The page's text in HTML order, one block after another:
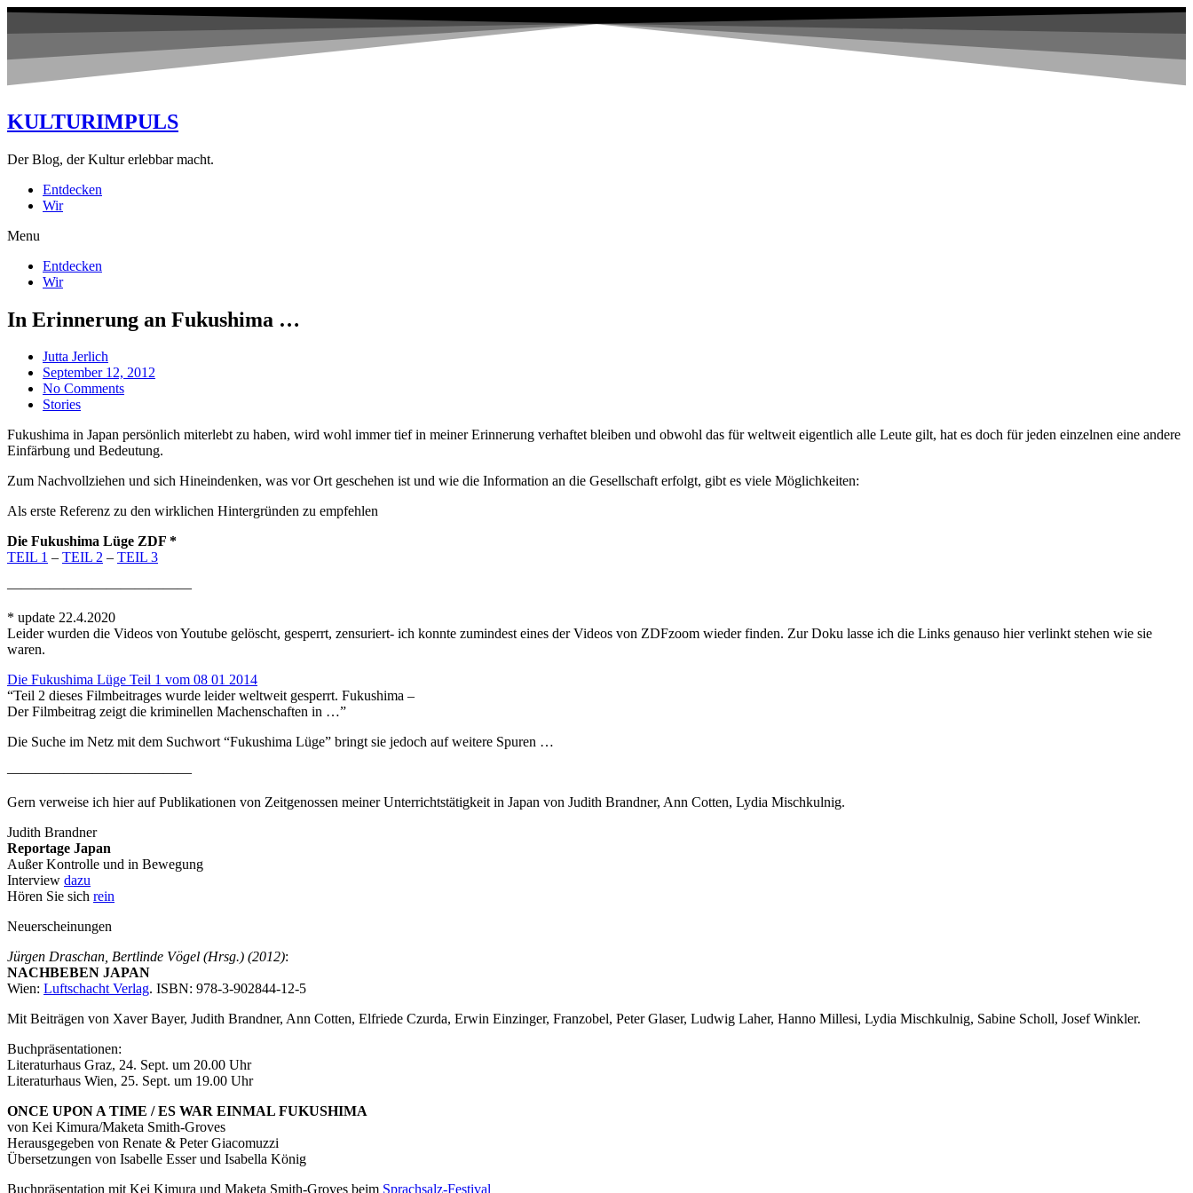
KULTURIMPULS
Der Blog, der Kultur erlebbar macht.
Entdecken
Wir
Menu
Entdecken
Wir
In Erinnerung an Fukushima …
Jutta Jerlich
September 12, 2012
No Comments
Stories
Fukushima in Japan persönlich miterlebt zu haben, wird wohl immer tief in meiner Erinnerung verhaftet bleiben und obwohl das für weltweit eigentlich alle Leute gilt, hat es doch für jeden einzelnen eine andere
Einfärbung und Bedeutung.
Zum Nachvollziehen und sich Hineindenken, was vor Ort geschehen ist und wie die Information an die Gesellschaft erfolgt, gibt es viele Möglichkeiten:
Als erste Referenz zu den wirklichen Hintergründen zu empfehlen
Die Fukushima Lüge ZDF *
TEIL 1 – TEIL 2 – TEIL 3
—————————————
* update 22.4.2020
Leider wurden die Videos von Youtube gelöscht, gesperrt, zensuriert- ich konnte zumindest eines der Videos von ZDFzoom wieder finden. Zur Doku lasse ich die Links genauso hier verlinkt stehen wie sie
waren.
Die Fukushima Lüge Teil 1 vom 08 01 2014
“Teil 2 dieses Filmbeitrages wurde leider weltweit gesperrt. Fukushima –
Der Filmbeitrag zeigt die kriminellen Machenschaften in …”
Die Suche im Netz mit dem Suchwort “Fukushima Lüge” bringt sie jedoch auf weitere Spuren …
—————————————
Gern verweise ich hier auf Publikationen von Zeitgenossen meiner Unterrichtstätigkeit in Japan von Judith Brandner, Ann Cotten, Lydia Mischkulnig.
Judith Brandner
Reportage Japan
Außer Kontrolle und in Bewegung
Interview dazu
Hören Sie sich rein
Neuerscheinungen
Jürgen Draschan, Bertlinde Vögel (Hrsg.) (2012):
NACHBEBEN JAPAN
Wien: Luftschacht Verlag. ISBN: 978-3-902844-12-5
Mit Beiträgen von Xaver Bayer, Judith Brandner, Ann Cotten, Elfriede Czurda, Erwin Einzinger, Franzobel, Peter Glaser, Ludwig Laher, Hanno Millesi, Lydia Mischkulnig, Sabine Scholl, Josef Winkler.
Buchpräsentationen:
Literaturhaus Graz, 24. Sept. um 20.00 Uhr
Literaturhaus Wien, 25. Sept. um 19.00 Uhr
ONCE UPON A TIME / ES WAR EINMAL FUKUSHIMA
von Kei Kimura/Maketa Smith-Groves
Herausgegeben von Renate & Peter Giacomuzzi
Übersetzungen von Isabelle Esser und Isabella König
Buchpräsentation mit Kei Kimura und Maketa Smith-Groves beim Sprachsalz-Festival